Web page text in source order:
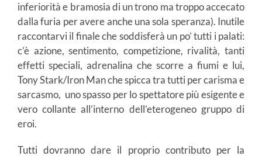
inferiorità e bramosia di un trono ma troppo accecato
dalla furia per avere anche una sola speranza). Inutile
raccontarvi il finale che soddisferà un po’ tutti i palati:
c’è azione, sentimento, competizione, rivalità, tanti
effetti speciali, adrenalina che scorre a fiumi e lui,
Tony Stark/Iron Man che spicca tra tutti per carisma e
sarcasmo, uno spasso per lo spettatore più esigente e
vero collante all’interno dell’eterogeneo gruppo di
eroi.
Tutti dovranno dare il proprio contributo per la